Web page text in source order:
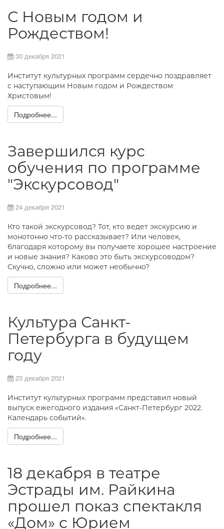
С Новым годом и
Рождеством!
30 декабря 2021
Институт культурных программ сердечно поздравляет
с наступающим Новым годом и Рождеством
Христовым!
Подробнее...
Завершился курс
обучения по программе
"Экскурсовод"
24 декабря 2021
Кто такой экскурсовод? Тот, кто ведет экскурсию и
монотонно что-то рассказывает? Или человек,
благодаря которому вы получаете хорошее настроение
и новые знания? Каково это быть экскурсоводом?
Скучно, сложно или может необычно?
Подробнее...
Культура Санкт-
Петербурга в будущем
году
23 декабря 2021
Институт культурных программ представил новый
выпуск ежегодного издания «Санкт-Петербург 2022.
Календарь событий».
Подробнее...
18 декабря в театре
Эстрады им. Райкина
прошел показ спектакля
«Дом» с Юрием